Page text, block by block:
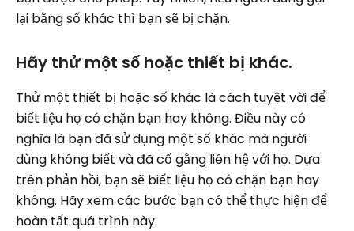
lại bằng số khác thì bạn sẽ bị chặn.
Hãy thử một số hoặc thiết bị khác.
Thử một thiết bị hoặc số khác là cách tuyệt vời để
biết liệu họ có chặn bạn hay không. Điều này có
nghĩa là bạn đã sử dụng một số khác mà người
dùng không biết và đã cố gắng liên hệ với họ. Dựa
trên phản hồi, bạn sẽ biết liệu họ có chặn bạn hay
không. Hãy xem các bước bạn có thể thực hiện để
hoàn tất quá trình này.